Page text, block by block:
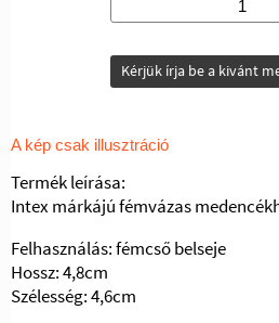
Kérjük írja be a kivánt
A kép csak illusztráció
Termék leírása:
Intex márkájú fémvázas
Felhasználás: fémcső belseje
Hossz: 4,8cm
Szélesség: 4,6cm